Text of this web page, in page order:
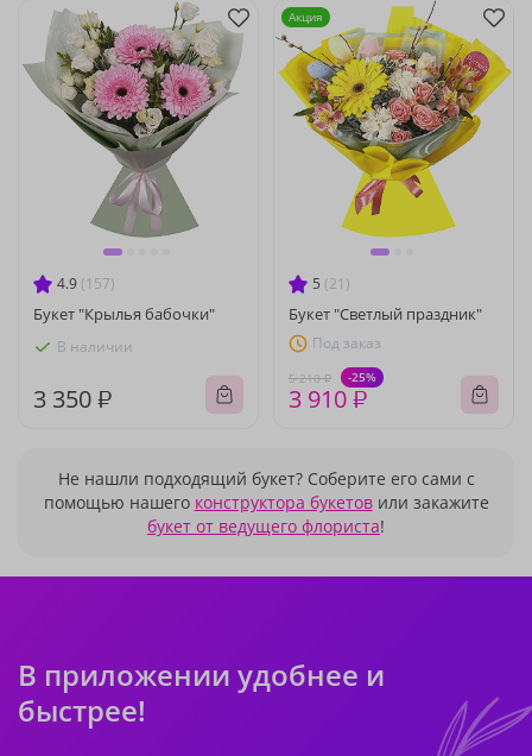
4.9 (157)
Букет "Крылья бабочки"
В наличии
3 350 ₽
5 (21)
Букет "Светлый праздник"
Под заказ
5 210 ₽ -25%
3 910 ₽
Акция
Не нашли подходящий букет? Соберите его сами с
помощью нашего конструктора букетовили закажите
букет от ведущего флориста!
В приложении удобнее и
быстрее!